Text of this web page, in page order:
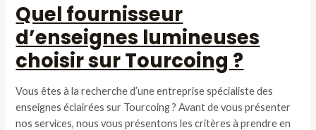
Quel fournisseur
d’enseignes lumineuses
choisir sur Tourcoing ?
Vous êtes à la recherche d’une entreprise spécialiste des
enseignes éclairées sur Tourcoing ? Avant de vous présenter
nos services, nous vous présentons les critères à prendre en